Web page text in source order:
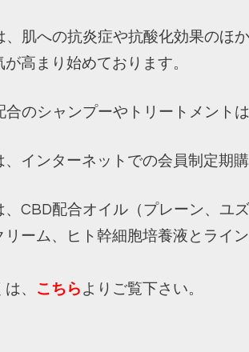
、肌への抗炎症や抗酸化効果のほ
が高まり始めております。
合のシャンプーやトリートメント
、インターネットでの会員制定期
、CBD配合オイル（プレーン、ユ
リーム、ヒト幹細胞培養液とライ
、 こちら よりご覧下さい。